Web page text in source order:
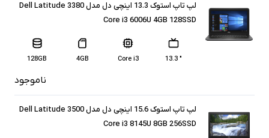
لپ تاپ استوک 13.3 اینچی دل مدل Dell Latitude 3380
Core i3 6006U 4GB 128SSD
" 13.3
Core i3
4GB
128GB
ناموجود
لپ تاپ استوک 15.6 اینچی دل مدل Dell Latitude 3500
Core i3 8145U 8GB 256SSD